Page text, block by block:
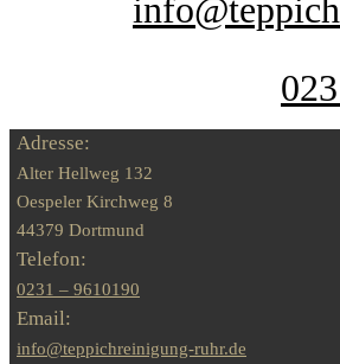
Adresse:
Alter Hellweg 132
Oespeler Kirchweg 8
44379 Dortmund
Telefon:
0231 – 9610190
Email:
info@teppichreinigung-ruhr.de